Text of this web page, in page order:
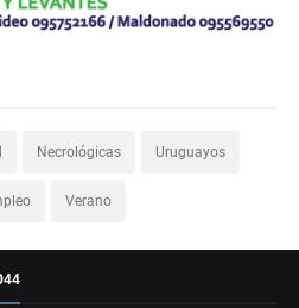
Necrológicas Uruguayos
Verano